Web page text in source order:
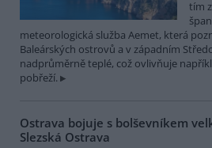
tím
meteorologická služba Aemet, která
Baleárských ostrovů a v západním
nadprůměrně teplé, což ovlivňuje
pobřeží.
Ostrava bojuje s bolševníkem
Slezská Ostrava